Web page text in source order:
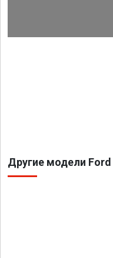
Другие модели Ford